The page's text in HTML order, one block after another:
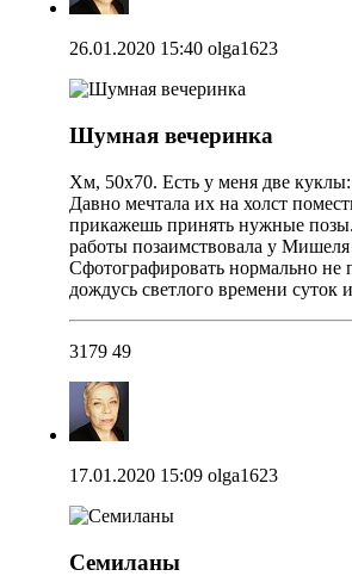
26.01.2020 15:40 olga1623
Шумная вечеринка
Хм, 50х70. Есть у меня две
Давно мечтала их на холст
прикажешь принять нужные
работы позаимствовала у
Сфотографировать нормально не
дождусь светлого времени суток
3179 49
17.01.2020 15:09 olga1623
Семиланы